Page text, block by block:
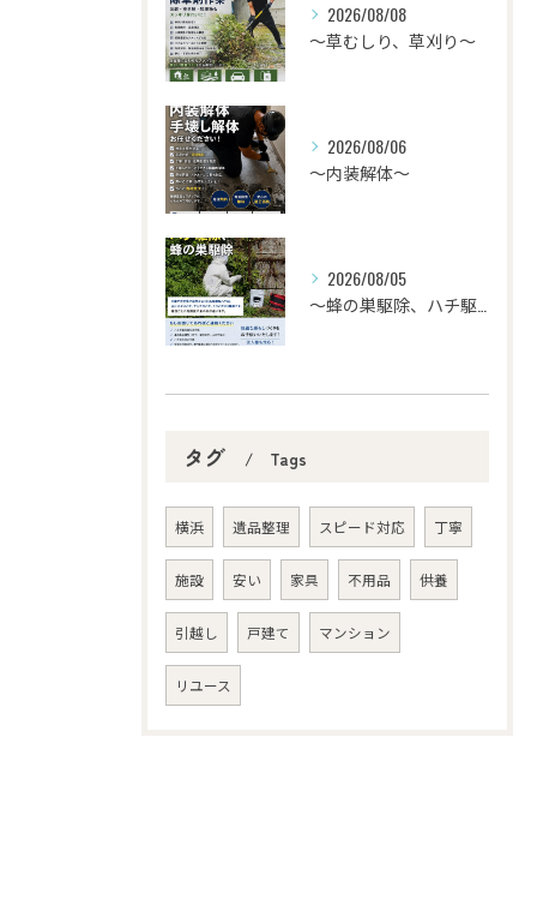
2026/08/08
〜草むしり、草刈り～
2026/08/06
〜内装解体〜
2026/08/05
タグ Tags
横浜 遺品整理 スピード対応 丁寧
施設 安い 家具 不用品 供養
引越し 戸建て マンション
リユース